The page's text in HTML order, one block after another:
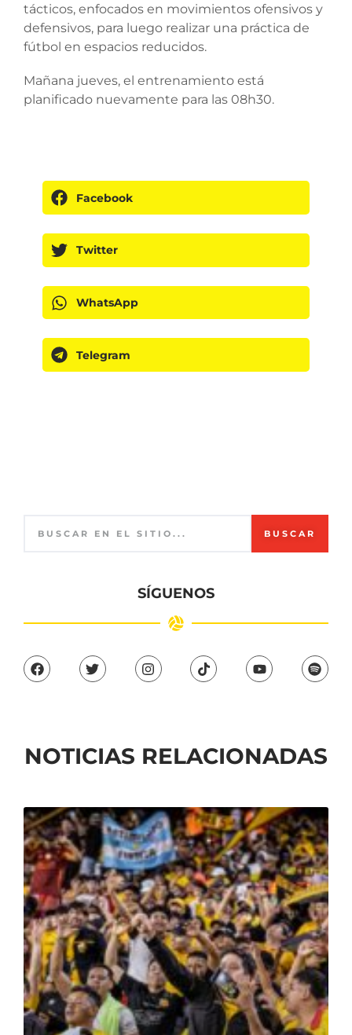
tácticos, enfocados en movimientos ofensivos y
defensivos, para luego realizar una práctica de
fútbol en espacios reducidos.
Mañana jueves, el entrenamiento está
planificado nuevamente para las 08h30.
Facebook
Twitter
WhatsApp
Telegram
BUSCAR
SÍGUENOS
NOTICIAS RELACIONADAS